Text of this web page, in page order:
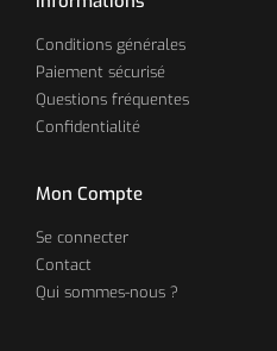
Conditions générales
Paiement sécurisé
Questions fréquentes
Confidentialité
Mon Compte
Se connecter
Contact
Qui sommes-nous ?